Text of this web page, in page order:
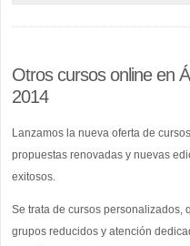
Otros cursos online en
2014
Lanzamos la nueva oferta de
propuestas renovadas y nuevas
exitosos.
Se trata de cursos personalizados,
grupos reducidos y atención